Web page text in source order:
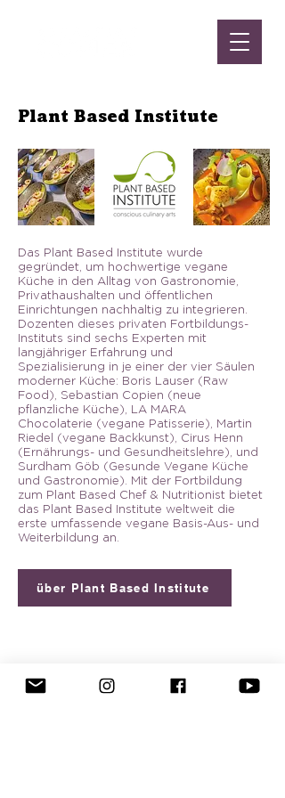
Plant Based Institute
Das Plant Based Institute wurde
gegründet, um hochwertige vegane
Küche in den Alltag von Gastronomie,
Privathaushalten und öffentlichen
Einrichtungen nachhaltig zu integrieren.
Dozenten dieses privaten Fortbildungs-
Instituts sind sechs Experten mit
langjähriger Erfahrung und
Spezialisierung in je einer der vier Säulen
moderner Küche: Boris Lauser (Raw
Food), Sebastian Copien (neue
pflanzliche Küche), LA MARA
Chocolaterie (vegane Patisserie), Martin
Riedel (vegane Backkunst), Cirus Henn
(Ernährungs- und Gesundheitslehre), und
Surdham Göb (Gesunde Vegane Küche
und Gastronomie). Mit der Fortbildung
zum Plant Based Chef & Nutritionist bietet
das Plant Based Institute weltweit die
erste umfassende vegane Basis-Aus- und
Weiterbildung an.
über Plant Based Institute